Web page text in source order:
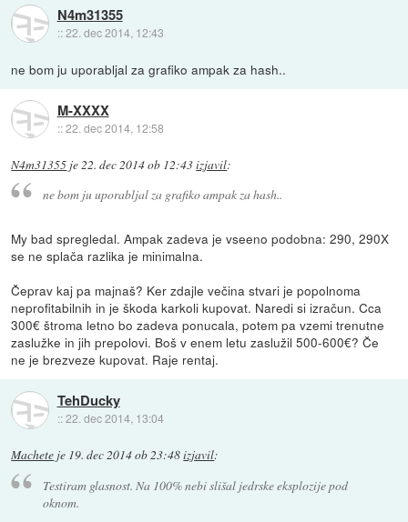
N4m31355
::22. dec 2014, 12:43
ne bom ju uporabljal za grafiko ampak za hash..
M-XXXX
::22. dec 2014, 12:58
N4m31355 je 22. dec 2014 ob 12:43izjavil:
ne bom ju uporabljal za grafiko ampak za hash..
My bad spregledal. Ampak zadeva je vseeno podobna: 290, 290X
se ne splača razlika je minimalna.
Čeprav kaj pa majnaš? Ker zdajle večina stvari je popolnoma
neprofitabilnih in je škoda karkoli kupovat. Naredi si izračun. Cca
300€ štroma letno bo zadeva ponucala, potem pa vzemi trenutne
zaslužke in jih prepolovi. Boš v enem letu zaslužil 500-600€? Če
ne je brezveze kupovat. Raje rentaj.
TehDucky
::22. dec 2014, 13:04
Machete je 19. dec 2014 ob 23:48izjavil:
Testiram glasnost. Na 100% nebi slišal jedrske eksplozije pod
oknom.